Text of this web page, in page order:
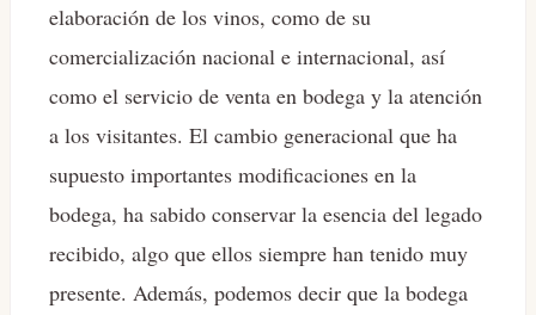
elaboración de los vinos, como de su
comercialización nacional e internacional, así
como el servicio de venta en bodega y la atención
a los visitantes. El cambio generacional que ha
supuesto importantes modificaciones en la
bodega, ha sabido conservar la esencia del legado
recibido, algo que ellos siempre han tenido muy
presente. Además, podemos decir que la bodega